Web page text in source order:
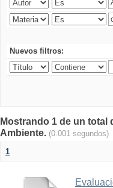
Nuevos filtros:
Mostrando 1 de un
Ambiente. (0.001 segundos)
1